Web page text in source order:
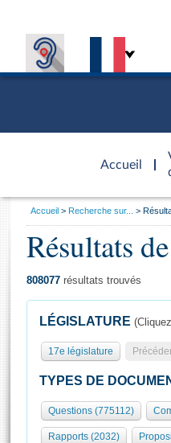
Accueil
d'accueil
Présidence
577 députés
Groupes politiques
Séance publique
Commissions et
Europe et
Général
Rôle et pouvoirs de
Organisation de
Présidence Conférence
Visiter l'Assemblée
Visite virtuelle du
Assister à une séance
Vous
Accueil Recherche sur...
Résultats
808077 résultats trouvés
LÉGISLATURE
17e législature
TYPES DE
Questions (775112)
Rapports (2032)